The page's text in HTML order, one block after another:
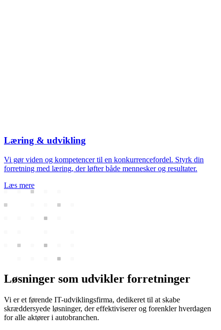
Læring & udvikling
Vi gør viden og kompetencer til en konkurrencefordel. Styrk din
forretning med læring, der løfter både mennesker og resultater.
Læs mere
Løsninger som udvikler forretninger
Vi er et førende IT-udviklingsfirma, dedikeret til at skabe
skræddersyede løsninger, der effektiviserer og forenkler hverdagen
for alle aktører i autobranchen.